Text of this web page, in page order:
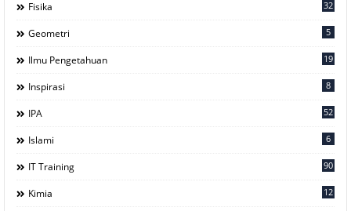
Fisika 32
Geometri 5
Ilmu Pengetahuan 19
Inspirasi 8
IPA 52
Islami 6
IT Training 90
Kimia 12